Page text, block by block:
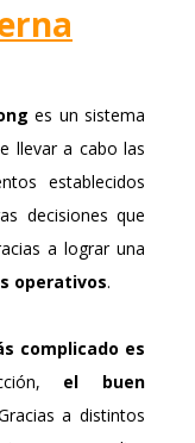
es un sistema
llevar a cabo las
establecidos
decisiones que
a lograr una
operativos.
complicado es
el buen
a distintos